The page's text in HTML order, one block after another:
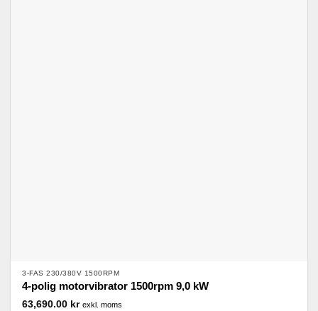
3-FAS 230/380V 1500RPM
4-polig motorvibrator 1500rpm 9,0 kW
63,690.00 kr exkl. moms